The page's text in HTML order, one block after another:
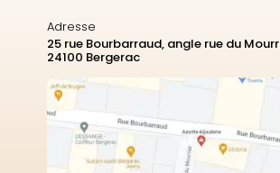
Adresse
25 rue Bourbarraud, angle rue du
24100 Bergerac